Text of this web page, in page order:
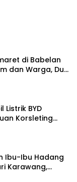
di Babelan
dan Warga, Dua
Listrik BYD
Korsleting
Ibu-Ibu Hadang
Karawang,